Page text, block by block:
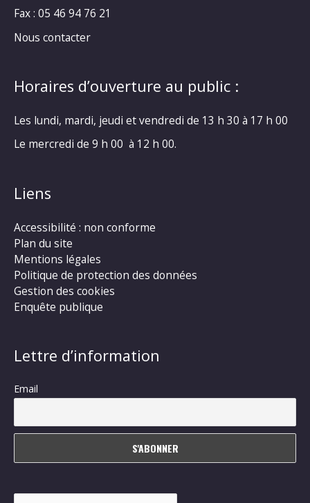
Fax : 05 46 94 76 21
Nous contacter
Horaires d’ouverture au public :
Les lundi, mardi, jeudi et vendredi de 13 h 30 à 17 h 00
Le mercredi de 9 h 00 à 12 h 00.
Liens
Accessibilité : non conforme
Plan du site
Mentions légales
Politique de protection des données
Gestion des cookies
Enquête publique
Lettre d’information
Email